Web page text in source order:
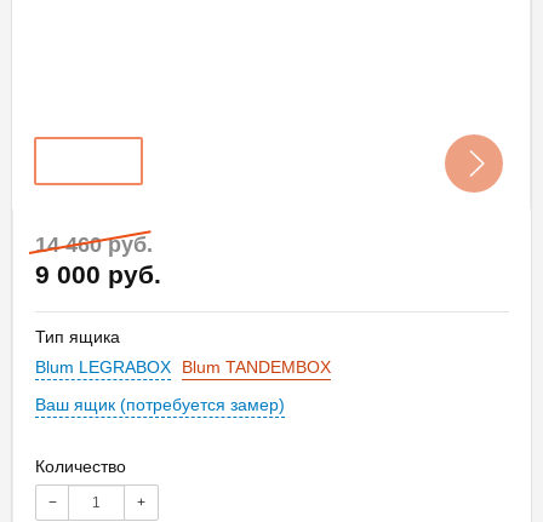
14 460 руб.
9 000 руб.
Тип ящика
Blum LEGRABOX
Blum TANDEMBOX
Ваш ящик (потребуется замер)
Количество
− +